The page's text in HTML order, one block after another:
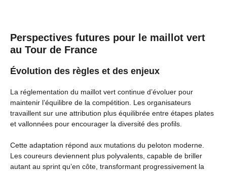
Perspectives futures pour le maillot vert
au Tour de France
Évolution des règles et des enjeux
La réglementation du maillot vert continue d’évoluer pour
maintenir l’équilibre de la compétition. Les organisateurs
travaillent sur une attribution plus équilibrée entre étapes plates
et vallonnées pour encourager la diversité des profils.
Cette adaptation répond aux mutations du peloton moderne.
Les coureurs deviennent plus polyvalents, capable de briller
autant au sprint qu’en côte, transformant progressivement la